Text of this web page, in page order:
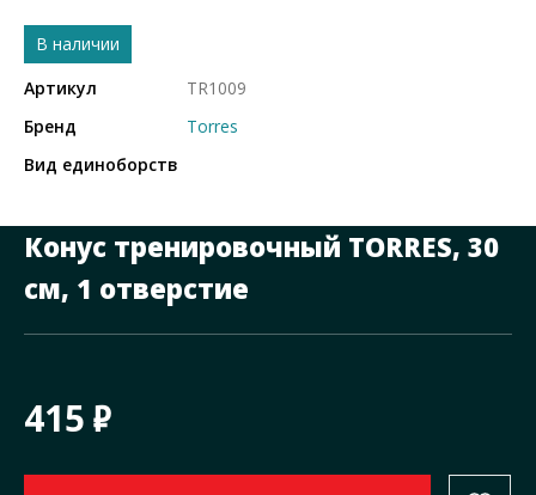
В наличии
Артикул
TR1009
Бренд
Torres
Вид единоборств
Конус тренировочный TORRES, 30
см, 1 отверстие
415